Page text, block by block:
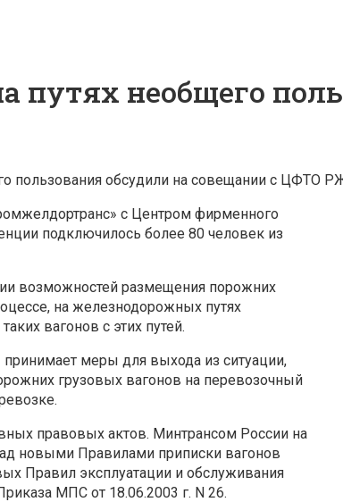
путях необщего
пользования обсудили на совещании с ЦФТО
с Центром фирменного
подключилось более 80 человек из
возможностей размещения порожних
на железнодорожных путях
вагонов с этих путей.
меры для выхода из ситуации,
грузовых вагонов на перевозочный
правовых актов. Минтрансом России на
новыми Правилами приписки вагонов
Правил эксплуатации и обслуживания
МПС от 18.06.2003 г. N 26.